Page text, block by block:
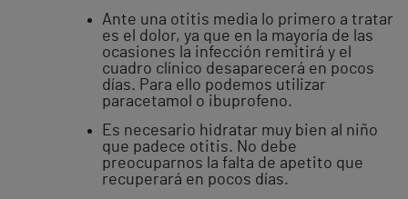
Ante una otitis media lo primero a tratar
es el dolor, ya que en la mayoría de las
ocasiones la infección remitirá y el
cuadro clínico desaparecerá en pocos
días. Para ello podemos utilizar
paracetamol o ibuprofeno.
Es necesario hidratar muy bien al niño
que padece otitis. No debe
preocuparnos la falta de apetito que
recuperará en pocos días.